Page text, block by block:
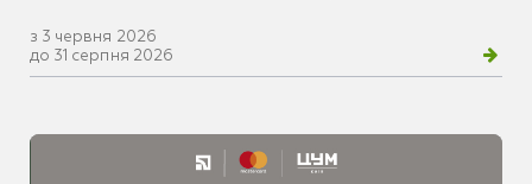
з 3 червня 2026
до 31 серпня 2026